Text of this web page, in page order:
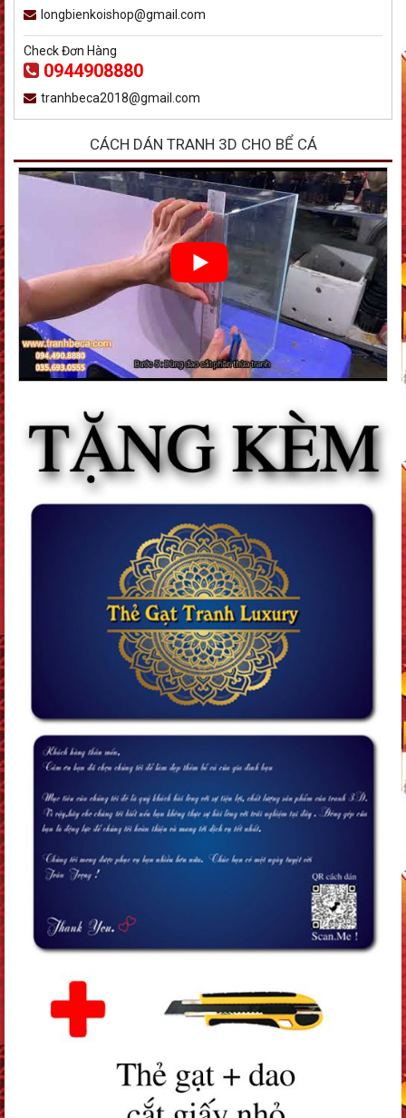
longbienkoishop@gmail.com
Check Đơn Hàng
0944908880
tranhbeca2018@gmail.com
CÁCH DÁN TRANH 3D CHO BỂ CÁ